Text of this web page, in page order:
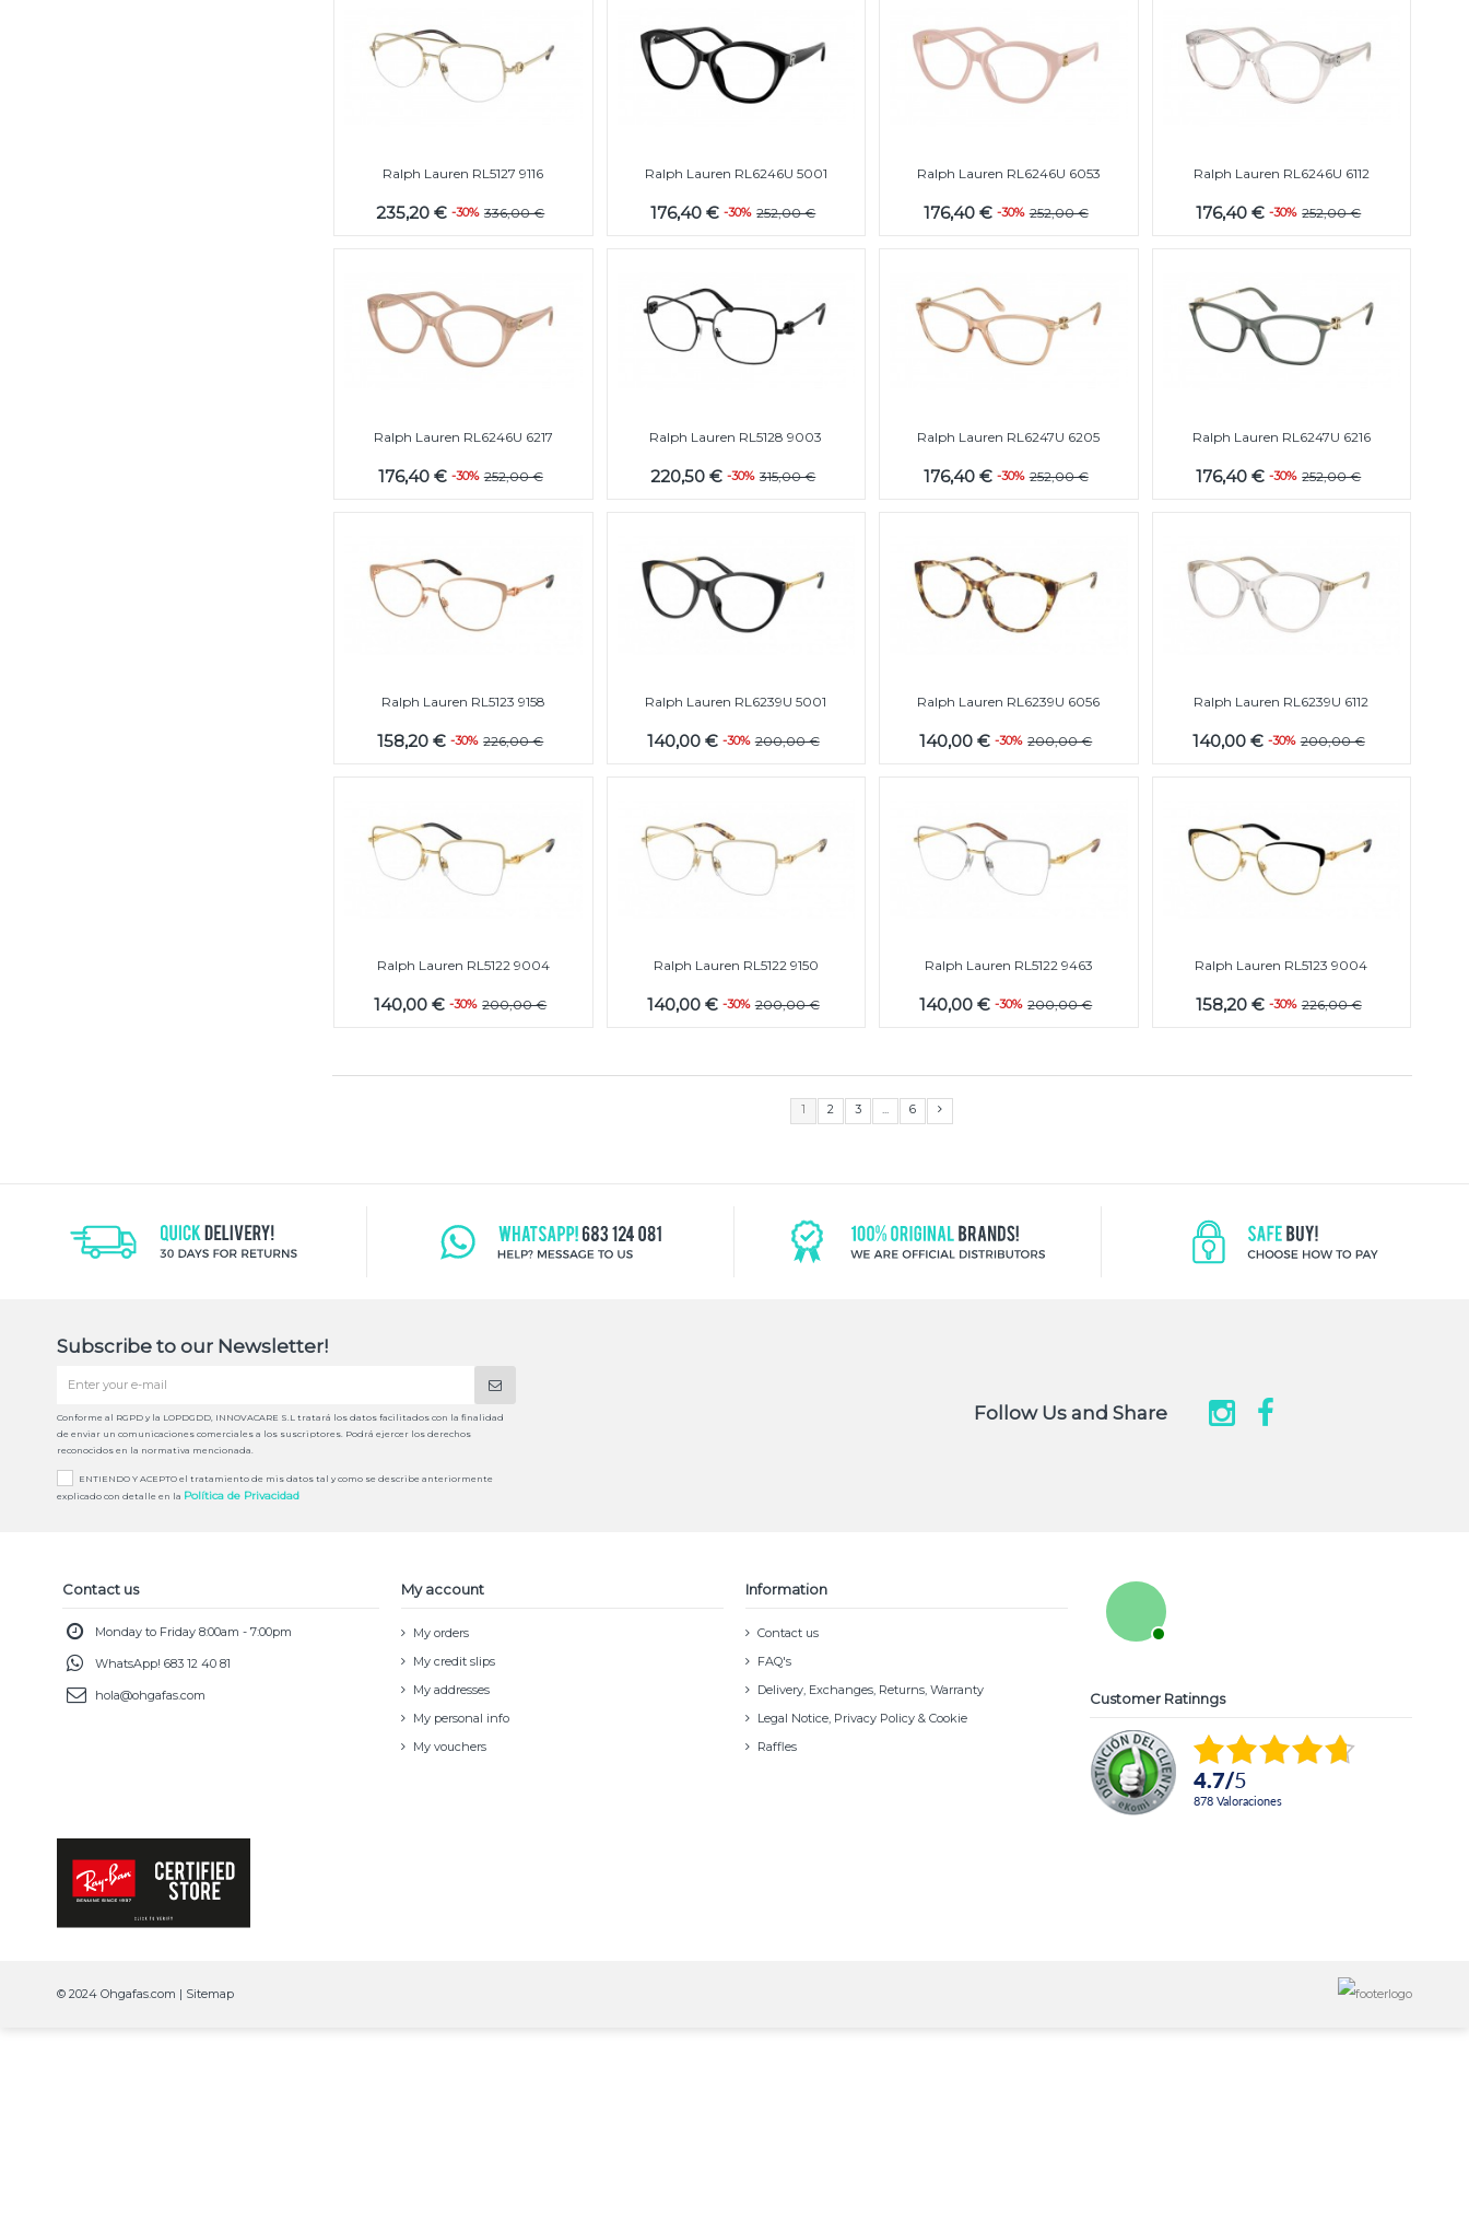
Ralph Lauren RL5127 9116
235,20 €-30% 336,00 €
Ralph Lauren RL6246U 5001
176,40 €-30% 252,00 €
Ralph Lauren RL6246U 6053
176,40 € -30% 252,00 €
Ralph Lauren RL6246U 6112
176,40 €-30% 252,00 €
Ralph Lauren RL6246U 6217
176,40 € -30% 252,00 €
Ralph Lauren RL5128 9003
220,50 €-30% 315,00 €
Ralph Lauren RL6247U 6205
176,40 € -30% 252,00 €
Ralph Lauren RL6247U 6216
176,40 €-30% 252,00 €
Ralph Lauren RL5123 9158
158,20 €-30% 226,00 €
Ralph Lauren RL6239U 5001
140,00 € -30% 200,00 €
Ralph Lauren RL6239U 6056
140,00 €-30% 200,00 €
Ralph Lauren RL6239U 6112
140,00 € -30% 200,00 €
Ralph Lauren RL5122 9004
140,00 €-30% 200,00 €
Ralph Lauren RL5122 9150
140,00 € -30% 200,00 €
Ralph Lauren RL5122 9463
140,00 €-30% 200,00 €
Ralph Lauren RL5123 9004
158,20 € -30% 226,00 €
1 2 3 ... 6
Subscribe to our Newsletter!
Conforme al RGPD y la LOPDGDD, INNOVACARE S.L tratará los datos facilitados con la finalidad
de enviar un comunicaciones comerciales a los suscriptores. Podrá ejercer los derechos
reconocidos en la normativa mencionada.
ENTIENDO Y ACEPTO el tratamiento de mis datos tal y como se describe anteriormente
explicado con detalle en la Política de Privacidad
Follow Us and Share
Contact us
Monday to Friday 8:00am - 7:00pm
WhatsApp! 683 12 40 81
hola@ohgafas.com
My account
My orders
My credit slips
My addresses
My personal info
My vouchers
Information
Contact us
FAQ's
Delivery, Exchanges, Returns, Warranty
Legal Notice, Privacy Policy & Cookie
Raffles
Customer Ratinngs
4.7/5
878 Valoraciones
© 2024 Ohgafas.com | Sitemap